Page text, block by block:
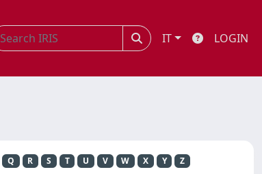
IT LOGIN
Q R S T U V W X Y Z